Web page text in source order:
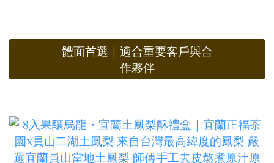
體面首選｜適合重要客戶與合
作夥伴